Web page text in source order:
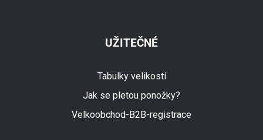
UŽITEČNÉ
Tabulky velikostí
Jak se pletou ponožky?
Velkoobchod-B2B-registrace